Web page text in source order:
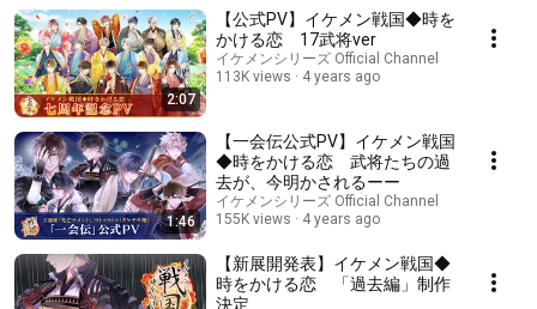
2:07
【公式PV】イケメン戦国◆時を
かける恋 17武将ver
イケメンシリーズ Official Channel
113K views
4 years ago
1:46
【一会伝公式PV】イケメン戦国
◆時をかける恋 武将たちの過
去が、今明かされるーー
イケメンシリーズ Official Channel
155K views
4 years ago
【新展開発表】イケメン戦国◆
時をかける恋 「過去編」制作
決定